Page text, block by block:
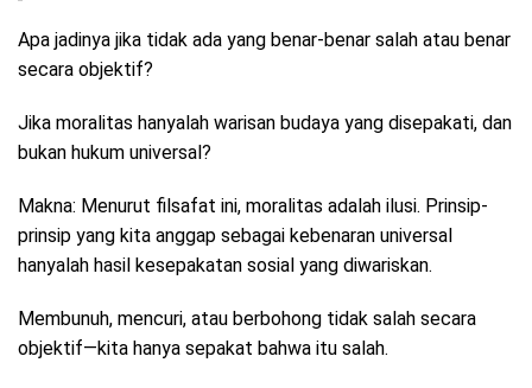
Apa jadinya jika tidak ada yang benar-benar salah atau benar
secara objektif?
Jika moralitas hanyalah warisan budaya yang disepakati, dan
bukan hukum universal?
Makna: Menurut filsafat ini, moralitas adalah ilusi. Prinsip-
prinsip yang kita anggap sebagai kebenaran universal
hanyalah hasil kesepakatan sosial yang diwariskan.
Membunuh, mencuri, atau berbohong tidak salah secara
objektif—kita hanya sepakat bahwa itu salah.